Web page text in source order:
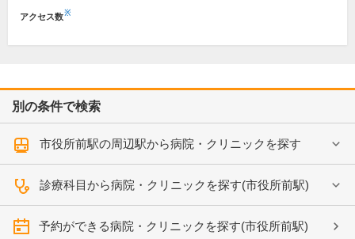
アクセス数※
別の条件で検索
市役所前駅の周辺駅から病院・クリニックを探す
診療科目から病院・クリニックを探す(市役所前駅)
予約ができる病院・クリニックを探す(市役所前駅)